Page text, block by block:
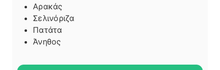
Αρακάς
Σελινόριζα
Πατάτα
Άνηθος